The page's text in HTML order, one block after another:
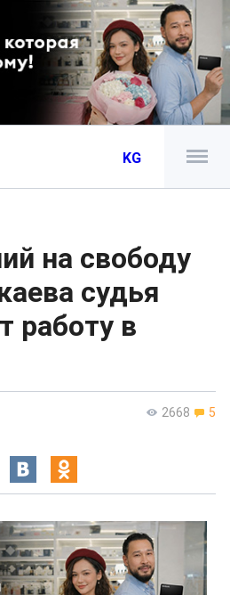
KG
на свободу
судья
работу в
2668 5